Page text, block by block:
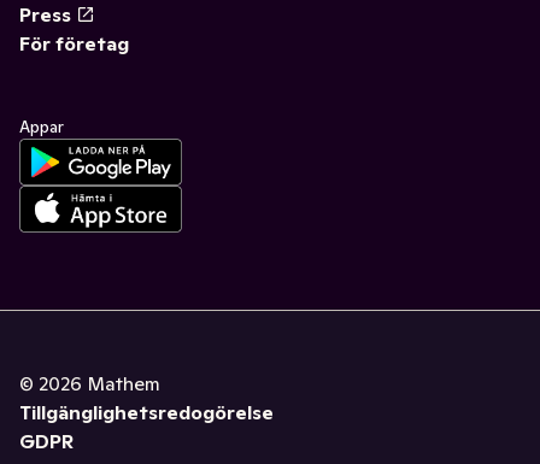
Press
För företag
Appar
© 2026 Mathem
Tillgänglighetsredogörelse
GDPR